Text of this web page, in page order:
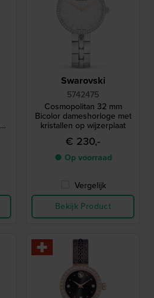
Swarovski
5742475
Cosmopolitan 32 mm
Bicolor dameshorloge met
kristallen op wijzerplaat
€ 230,-
● Op voorraad
Vergelijk
Bekijk Product